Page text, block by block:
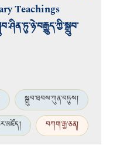
Teachings
སྒྲུབ་ཐབས་ཀུན་བཏུས།
བཀག་རྒྱ་ཅན།